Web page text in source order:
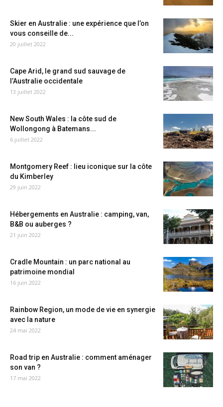
Skier en Australie : une expérience que l’on
vous conseille de...
20 juillet 2022
Cape Arid, le grand sud sauvage de
l’Australie occidentale
13 juillet 2022
New South Wales : la côte sud de
Wollongong à Batemans...
6 juillet 2022
Montgomery Reef : lieu iconique sur la côte
du Kimberley
29 juin 2022
Hébergements en Australie : camping, van,
B&B ou auberges ?
21 juin 2022
Cradle Mountain : un parc national au
patrimoine mondial
16 juin 2022
Rainbow Region, un mode de vie en synergie
avec la nature
24 mai 2022
Road trip en Australie : comment aménager
son van ?
17 mai 2022